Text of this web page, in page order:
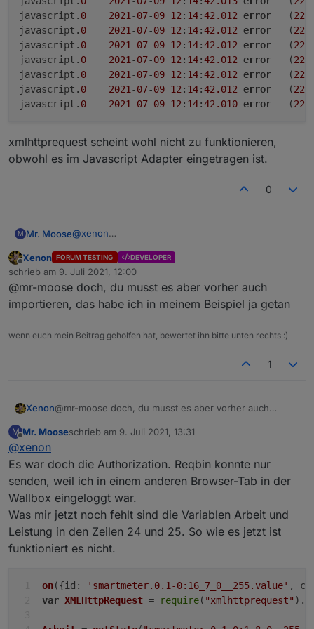
javascript. 0 2021-07-09 12: 14:42.012 error
	(
javascript. 0 2021-07-09 12: 14:42.012 error
	(
javascript. 0 2021-07-09 12: 14:42.012 error
	(
javascript. 0 2021-07-09 12: 14:42.012 error
	(
javascript. 0 2021-07-09 12: 14:42.012 error
	(
javascript. 0 2021-07-09 12: 14:42.012 error
	(
javascript. 0 2021-07-09 12: 14:42.010 error
	(
xmlhttprequest scheint wohl nicht zu funktionieren,
obwohl es im Javascript Adapter eingetragen ist.
0
M Mr. Moose@xenon
dort den Javascript/AJAX exportiere erhalte ich
das:
var url = "http://10.10.10.30/
var xhr = new XMLHttpRequest();
xhr.open("POST", url);
   }};
var data = `{
   "import_vah": 7489627.7,
}`;
Im Log erscheinen folgende Fehler:
javascript.0	2021-07-09 12:14:42.013
javascript.0	2021-07-09 12:14:42.012
javascript.0	2021-07-09 12:14:42.012
xmlhttprequest scheint wohl nicht zu funktionieren,
Offline
Xenon FORUM TESTING DEVELOPER
schrieb am 9. Juli 2021, 12:00
zuletzt editiert von
@mr-moose doch, du musst es aber vorher auch
importieren, das habe ich in meinem Beispiel ja getan
wenn euch mein Beitrag geholfen hat, bewertet ihn bitte unten rechts :)
1
Xenon@mr-moose doch, du musst es aber vorher auch
M Mr. Mooseschrieb am 9. Juli 2021, 13:31
zuletzt editiert von
@xenon
Es war doch die Authorization. Reqbin konnte nur
senden, weil ich in einem anderen Browser-Tab in der
Wallbox eingeloggt war.
Was mir jetzt noch fehlt sind die Variablen Arbeit und
Leistung in den Zeilen 24 und 25. So wie es jetzt ist
funktioniert es nicht.
on({id : 'smartmeter.0.1-0:16_7_0__255.value' ,
var XMLHttpRequest = require( "xmlhttprequest" ).